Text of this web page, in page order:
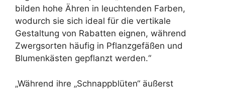
bilden hohe Ähren in leuchtenden Farben,
wodurch sie sich ideal für die vertikale
Gestaltung von Rabatten eignen, während
Zwergsorten häufig in Pflanzgefäßen und
Blumenkästen gepflanzt werden.“
„Während ihre „Schnappblüten“ äußerst